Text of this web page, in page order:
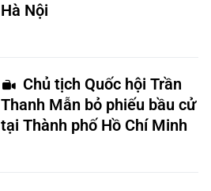
Hà Nội
Chủ tịch Quốc hội Trần
Thanh Mẫn bỏ phiếu bầu cử
tại Thành phố Hồ Chí Minh